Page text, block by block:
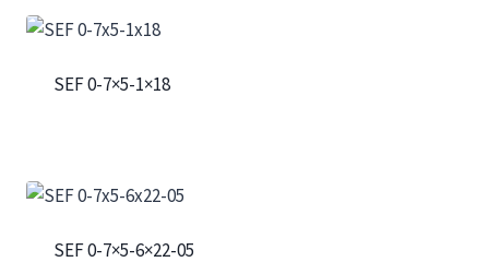
SEF 0-7×5-1×18
SEF 0-7×5-6×22-05